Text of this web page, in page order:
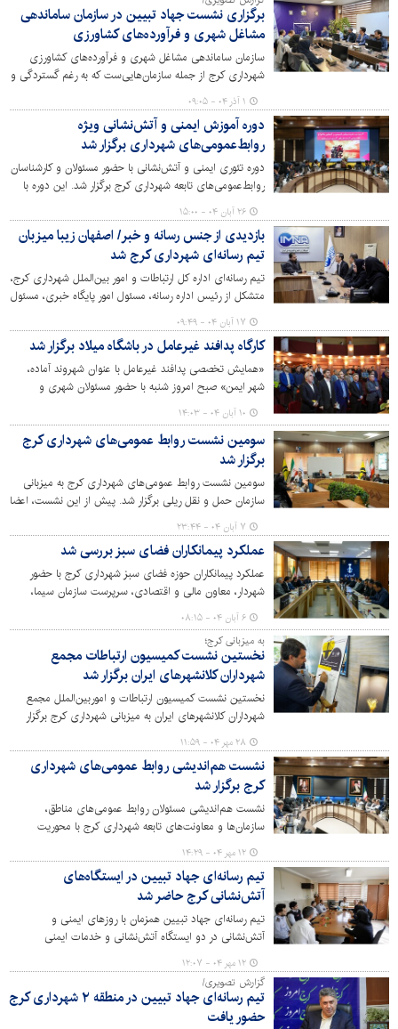
برگزاری نشست جهاد تبیین در سازمان ساماندهی
مشاغل شهری و فرآورده‌های کشاورزی
سازمان ساماندهی مشاغل شهری و فرآورده‌های کشاورزی
شهرداری کرج از جمله سازمان‌هایی‌ست که به رغم گستردگی و
حجم فعالیت، کمتر مورد توجه قرار گرفته. بازارهای میوه و
تره‌بار این سازمان در تمام ایام هفته و حتی در دوران جنگ 12
روزه به طور کامل فعال بوده و به شهروندان خدمت‌رسانی
می‌کند. از این رو در نشست جهاد تبیین دومین ماه از فصل
پاییز، به دیدار مسئولان و دست‌اندرکاران این سازمان رفتیم.
۱ آذر ۰۴ - ۰۹:۰۵
دوره آموزش ایمنی و آتش‌نشانی ویژه
روابط‌عمومی‌های شهرداری برگزار شد
دوره تئوری ایمنی و آتش‌نشانی با حضور مسئولان و کارشناسان
روابط‌عمومی‌های تابعه شهرداری کرج برگزار شد. این دوره با
هدف ارتقای دانش ایمنی، افزایش آمادگی و ترویج فرهنگ
پیشگیری از حوادث به اجرا درآمد.
۲۶ آبان ۰۴ - ۱۵:۰۰
بازدیدی از جنس رسانه و خبر/ اصفهان زیبا میزبان
تیم رسانه‌ای شهرداری کرج شد
تیم رسانه‌ای اداره کل ارتباطات و امور بین‌الملل شهرداری کرج،
متشکل از رئیس اداره رسانه، مسئول امور پایگاه خبری، مسئول
امور پایگاه اطلاع‌رسانی به همراه عکاس و کارشناس این
مجموعه در بازدیدی از بخش‌های مختلف اداره کل ارتباطات و
امور بین‌الملل شهرداری اصفهان شامل خبرگزاری ایمنا، اداره
رسانه‌ها و ارتباطات، سامانه 137، ادارات سیما و صدای شهر و
تحریریه نشریات اصفهان زیبا دیدن کردند.
۱۷ آبان ۰۴ - ۰۹:۴۹
کارگاه پدافند غیرعامل در باشگاه میلاد برگزار شد
«همایش تخصصی پدافند غیرعامل با عنوان شهروند آماده،
شهر ایمن» صبح امروز شنبه با حضور مسئولان شهری و
استانی در باشگاه میلاد شهرداری کرج برگزار شد.
۱۰ آبان ۰۴ - ۱۴:۰۳
سومین نشست روابط عمومی‌های شهرداری کرج
برگزار شد
سومین نشست روابط عمومی‌های شهرداری کرج به میزبانی
سازمان حمل و نقل ریلی برگزار شد. پیش از این نشست، اعضا
از متروی کرج، ایستگاه‌ها و تجهیزات آن بازدید کردند.
۷ آبان ۰۴ - ۲۳:۴۴
عملکرد پیمانکاران فضای سبز بررسی شد
عملکرد پیمانکاران حوزه فضای سبز شهرداری کرج با حضور
شهردار، معاون مالی و اقتصادی، سرپرست سازمان سیما،
منظر و فضای سبز و مدیران مناطق در محل سالن جلسات این
دستگاه مورد بررسی قرار گرفت.
۶ آبان ۰۴ - ۰۸:۱۵
به میزبانی کرج؛
نخستین نشست کمیسیون ارتباطات مجمع
شهرداران کلانشهرهای ایران برگزار شد
نخستین نشست کمیسیون ارتباطات و اموربین‌الملل مجمع
شهرداران کلانشهرهای ایران به میزبانی شهرداری کرج برگزار
شد. ۲۸ مهر ۰۴ - ۱۱:۵۹
نشست هم‌اندیشی روابط عمومی‌های شهرداری
کرج برگزار شد
نشست هم‌اندیشی مسئولان روابط عمومی‌های مناطق،
سازمان‌ها و معاونت‌های تابعه شهرداری کرج با محوریت
بررسی اقدامات و راهکارهای ارتقای اطلاع‌رسانی برگزار شد.
۱۲ مهر ۰۴ - ۱۴:۲۹
تیم رسانه‌ای جهاد تبیین در ایستگاه‌های
آتش‌نشانی کرج حاضر شد
تیم رسانه‌ای جهاد تبیین همزمان با روزهای ایمنی و
آتش‌نشانی در دو ایستگاه آتش‌نشانی و خدمات ایمنی
شهرداری کرج حاضر شده و ضمن آشنایی با فعالیت‌ها و
مشکلات این قشر تلاشگر، از پرسنل خدوم مجموعه به ویژه در
دوران جنگ 12 روزه تقدیر کردند.
۱۲ مهر ۰۴ - ۱۲:۰۷
گزارش تصویری/
تیم رسانه‌ای جهاد تبیین در منطقه ۲ شهرداری کرج
حضور یافت